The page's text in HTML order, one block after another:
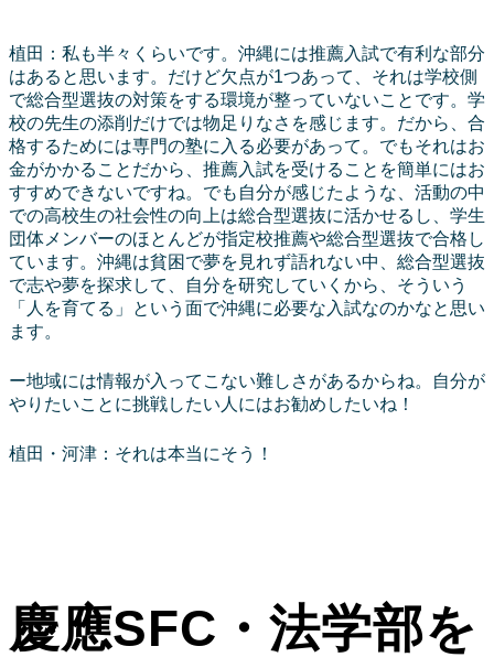
植田：私も半々くらいです。沖縄には推薦入試で有利な部分
はあると思います。だけど欠点が1つあって、それは学校側
で総合型選抜の対策をする環境が整っていないことです。学
校の先生の添削だけでは物足りなさを感じます。だから、合
格するためには専門の塾に入る必要があって。でもそれはお
金がかかることだから、推薦入試を受けることを簡単にはお
すすめできないですね。でも自分が感じたような、活動の中
での高校生の社会性の向上は総合型選抜に活かせるし、学生
団体メンバーのほとんどが指定校推薦や総合型選抜で合格し
ています。沖縄は貧困で夢を見れず語れない中、総合型選抜
で志や夢を探求して、自分を研究していくから、そういう
「人を育てる」という面で沖縄に必要な入試なのかなと思い
ます。
ー地域には情報が入ってこない難しさがあるからね。自分が
やりたいことに挑戦したい人にはお勧めしたいね！
植田・河津：それは本当にそう！
慶應SFC・法学部を